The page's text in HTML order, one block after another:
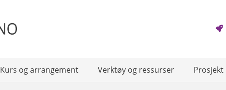
Kurs og arrangement Verktøy og ressurser Prosjekt